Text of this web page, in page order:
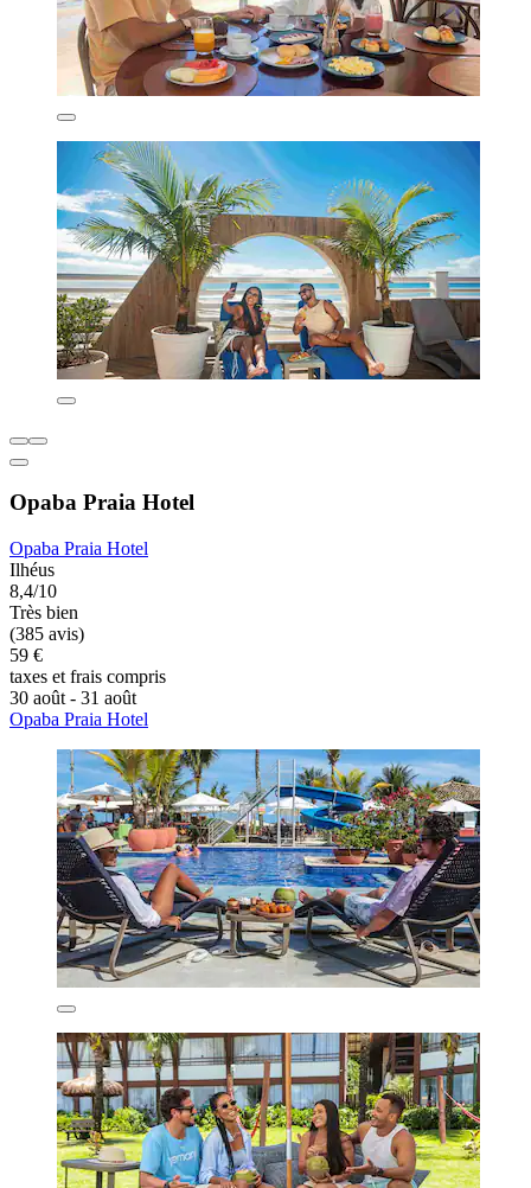
Opaba Praia Hotel
Opaba Praia Hotel
Ilhéus
8,4/10
Très bien
(385 avis)
59 €
taxes et frais compris
30 août - 31 août
Opaba Praia Hotel